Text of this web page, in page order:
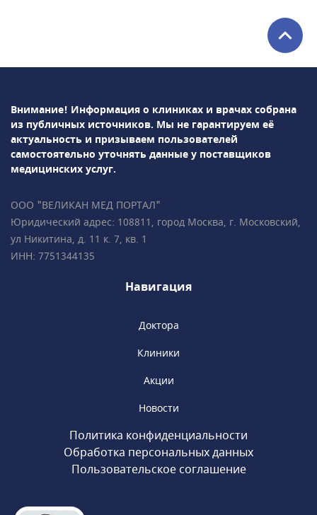
эндокринология и др. Среди используемых в
клинике методов диагностики: УЗИ, рентген,
ПрофМедЛаб можно пройти профосмотр и
оформить медицинскую книжку.
Внимание! Информация о клиниках и врачах собрана
из публичных источников. Мы не гарантируем её
актуальность и призываем пользователей
самостоятельно уточнять данные у поставщиков
медицинских услуг.
ООО "ВЕЛИКАН МЕД ПОРТАЛ"
Юридический адрес: 108811, город Москва, г. Московский,
ул Никитина, д. 11 к. 7, кв. 1
ИНН: 7751344135
Навигация
Доктора
Клиники
Акции
Новости
Политика конфиденциальности
Обработка персональных данных
Пользовательское соглашение